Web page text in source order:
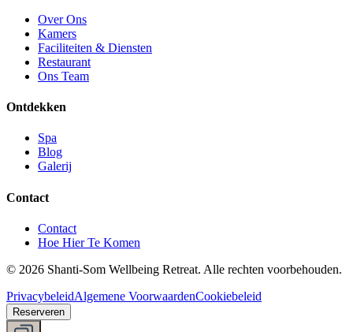
Over Ons
Kamers
Faciliteiten & Diensten
Restaurant
Ons Team
Ontdekken
Spa
Blog
Galerij
Contact
Contact
Hoe Hier Te Komen
© 2026 Shanti-Som Wellbeing Retreat. Alle rechten voorbehouden.
PrivacybeleidAlgemene VoorwaardenCookiebeleid
Reserveren